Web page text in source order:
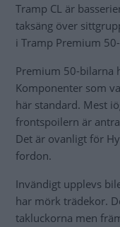
Tramp CL är
taksäng över
i Tramp Premium
Premium 50-bilarna
Komponenter som
här standard. Mest
frontspoilern är
Det är ovanligt för
fordon.
Invändigt upplevs
har mörk trädekor.
takluckorna men